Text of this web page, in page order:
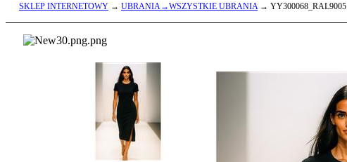
SKLEP INTERNETOWY → UBRANIA→WSZYSTKIE UBRANIA→ YY300068_RAL9005